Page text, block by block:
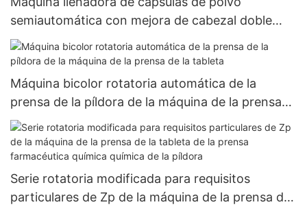
semiautomática con mejora de cabezal doble
JTJ-A PRO
Máquina bicolor rotatoria automática de la
prensa de la píldora de la máquina de la prensa
de la tableta
Serie rotatoria modificada para requisitos
particulares de Zp de la máquina de la prensa de